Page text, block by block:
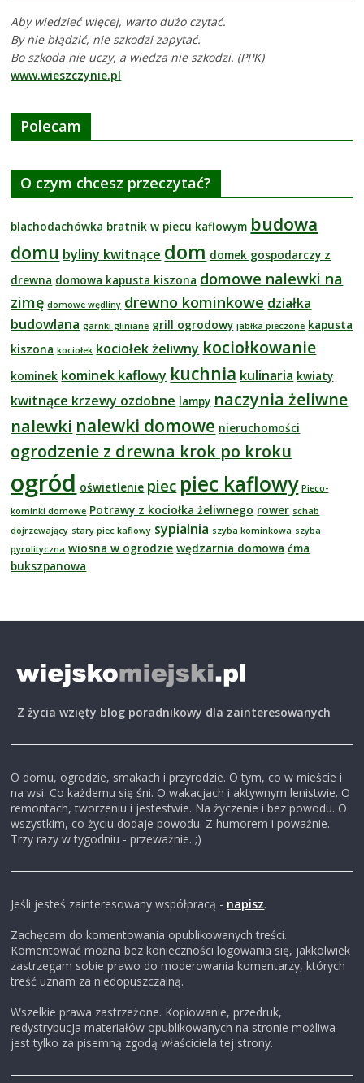
Aby wiedzieć więcej, warto dużo czytać.
By nie błądzić, nie szkodzi zapytać.
Bo szkoda nie uczy, a wiedza nie szkodzi. (PPK)
www.wieszczynie.pl
Polecam
O czym chcesz przeczytać?
blachodachówka bratnik w piecu kaflowym budowa
domu byliny kwitnące dom domek gospodarczy z
drewna domowa kapusta kiszona domowe nalewki na
zimę domowe wędliny drewno kominkowe działka
budowlana garnki gliniane grill ogrodowy jabłka pieczone kapusta
kiszona kociołek kociołek żeliwny kociołkowanie
kominek kominek kaflowy kuchnia kulinaria kwiaty
kwitnące krzewy ozdobne lampy naczynia żeliwne
nalewki nalewki domowe nieruchomości
ogrodzenie z drewna krok po kroku
ogród oświetlenie piec piec kaflowy Pieco-
kominki domowe Potrawy z kociołka żeliwnego rower schab
dojrzewający stary piec kaflowy sypialnia szyba kominkowa szyba
pyrolityczna wiosna w ogrodzie wędzarnia domowa ćma
bukszpanowa
Z życia wzięty blog poradnikowy dla zainteresowanych
O domu, ogrodzie, smakach i przyrodzie. O tym, co w mieście i
na wsi. Co każdemu się śni. O wakacjach i aktywnym lenistwie. O
remontach, tworzeniu i jestestwie. Na życzenie i bez powodu. O
wszystkim, co życiu dodaje powodu. Z humorem i poważnie.
Trzy razy w tygodniu - przeważnie. ;)
Jeśli jesteś zainteresowany współpracą - napisz.
Zachęcam do komentowania opublikowanych treści.
Komentować można bez konieczności logowania się, jakkolwiek
zastrzegam sobie prawo do moderowania komentarzy, których
treść uznam za niedopuszczalną.
Wszelkie prawa zastrzeżone. Kopiowanie, przedruk,
redystrybucja materiałów opublikowanych na stronie możliwa
jest tylko za pisemną zgodą właściciela tej strony.